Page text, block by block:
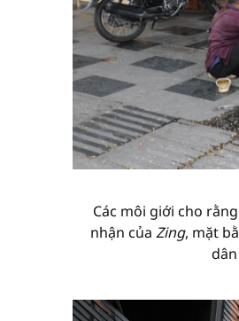
Các môi giới cho
nhận của Zing, mặt